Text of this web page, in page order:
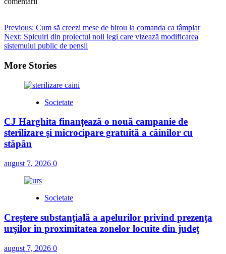
Post
navigation
Previous: Cum să creezi mese de birou la comanda ca tâmplar
Next: Spicuiri din proiectul noii legi care vizează modificarea
sistemului public de pensii
More Stories
Societate
CJ Harghita finanţează o nouă campanie de
sterilizare şi microcipare gratuită a câinilor cu
stăpân
august 7, 2026 0
Societate
Creştere substanţială a apelurilor privind prezenţa
urşilor în proximitatea zonelor locuite din judeţ
august 7, 2026 0